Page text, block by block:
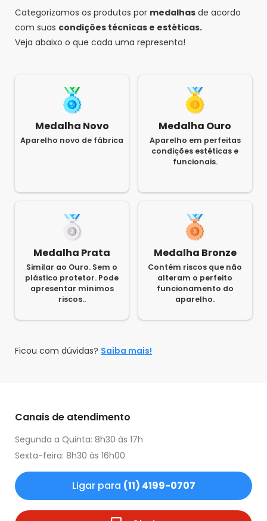
Categorizamos os produtos por medalhas de acordo
com suas condições técnicas e estéticas.
Veja abaixo o que cada uma representa!
Medalha Novo
Aparelho novo de fábrica
Medalha Ouro
Aparelho em perfeitas
condições estéticas e
funcionais.
Medalha Prata
Similar ao Ouro. Sem o
plástico protetor. Pode
apresentar mínimos
riscos..
Medalha Bronze
Contém riscos que não
alteram o perfeito
funcionamento do
aparelho.
Ficou com dúvidas? Saiba mais!
Canais de atendimento
Segunda a Quinta: 8h30 às 17h
Sexta-feira: 8h30 às 16h00
Ligar para (11) 4199-0707